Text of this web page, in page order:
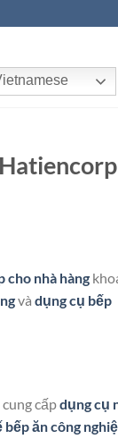
cho nhà hàng
và dụng cụ bếp
cung cấpdụng cụ
ăn công